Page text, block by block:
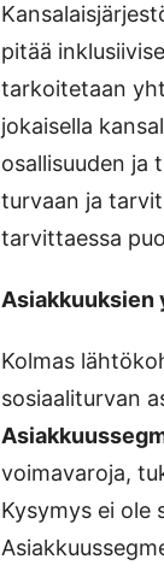
pitää
tarkoitetaan
jokaisella
osallisuuden ja
turvaan ja
tarvittaessa
Asiakkuuksien
Kolmas
sosiaaliturvan
voimavaroja,
Kysymys ei ole